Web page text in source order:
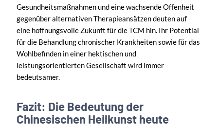
Gesundheitsmaßnahmen und eine wachsende Offenheit
gegenüber alternativen Therapieansätzen deuten auf
eine hoffnungsvolle Zukunft für die TCM hin. Ihr Potential
für die Behandlung chronischer Krankheiten sowie für das
Wohlbefinden in einer hektischen und
leistungsorientierten Gesellschaft wird immer
bedeutsamer.
Fazit: Die Bedeutung der
Chinesischen Heilkunst heute